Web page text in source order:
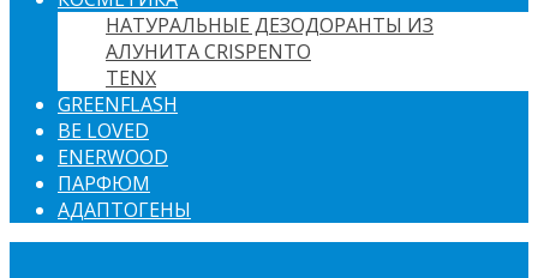
НАТУРАЛЬНЫЕ ДЕЗОДОРАНТЫ ИЗ
АЛУНИТА CRISPENTO
TENX
GREENFLASH
BE LOVED
ENERWOOD
ПАРФЮМ
АДАПТОГЕНЫ